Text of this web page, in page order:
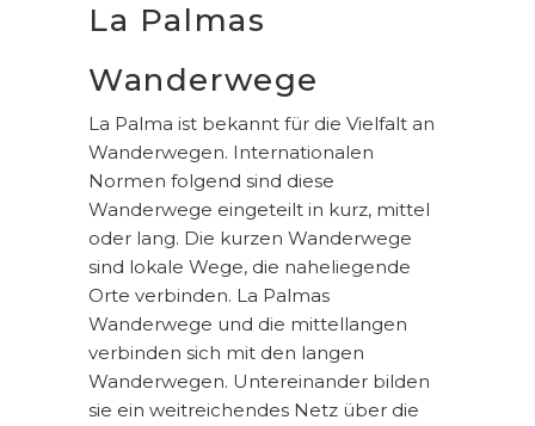
La Palmas
Wanderwege
La Palma ist bekannt für die Vielfalt an
Wanderwegen. Internationalen
Normen folgend sind diese
Wanderwege eingeteilt in kurz, mittel
oder lang. Die kurzen Wanderwege
sind lokale Wege, die naheliegende
Orte verbinden. La Palmas
Wanderwege und die mittellangen
verbinden sich mit den langen
Wanderwegen. Untereinander bilden
sie ein weitreichendes Netz über die